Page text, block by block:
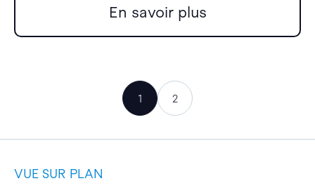
En savoir plus
1 2
VUE SUR PLAN